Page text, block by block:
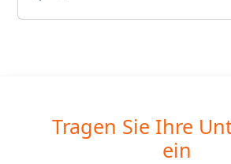
Tragen Sie Ihre
ein